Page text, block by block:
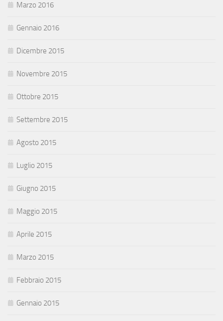
Marzo 2016
Gennaio 2016
Dicembre 2015
Novembre 2015
Ottobre 2015
Settembre 2015
Agosto 2015
Luglio 2015
Giugno 2015
Maggio 2015
Aprile 2015
Marzo 2015
Febbraio 2015
Gennaio 2015